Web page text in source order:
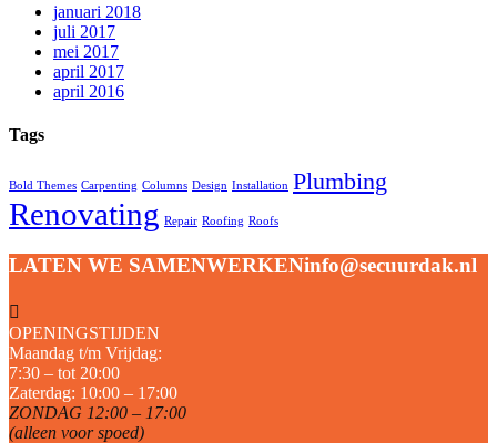
januari 2018
juli 2017
mei 2017
april 2017
april 2016
Tags
Bold Themes Carpenting Columns Design Installation Plumbing
Renovating Repair Roofing Roofs
LATEN WE SAMENWERKENinfo@secuurdak.nl
OPENINGSTIJDEN
Maandag t/m Vrijdag:
7:30 – tot 20:00
Zaterdag: 10:00 – 17:00
ZONDAG 12:00 – 17:00
(alleen voor spoed)